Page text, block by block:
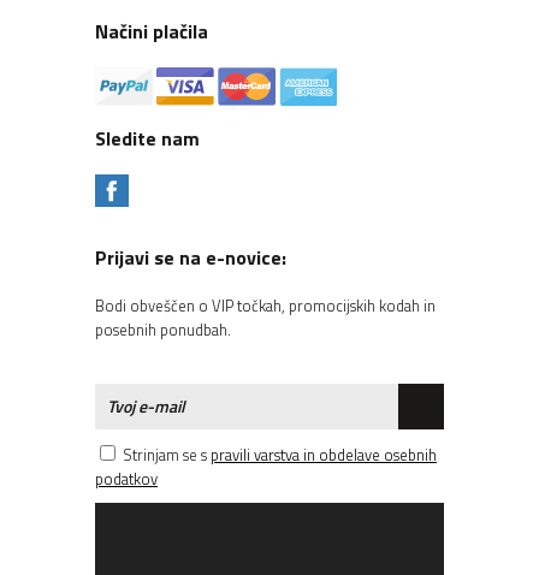
Načini plačila
Sledite nam
Prijavi se na e-novice:
Bodi obveščen o VIP točkah, promocijskih kodah in
posebnih ponudbah.
Strinjam se s pravili varstva in obdelave osebnih
podatkov